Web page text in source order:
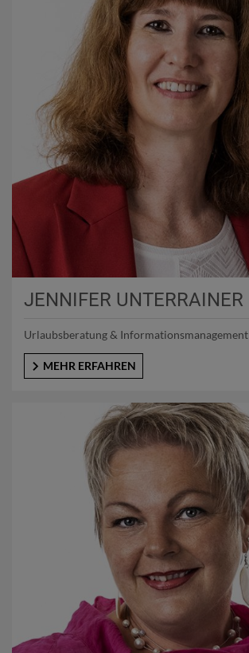
JENNIFER UNTERRAINER
Urlaubsberatung & Informationsmanagement
MEHR ERFAHREN